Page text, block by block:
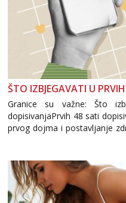
Čekam tvoj poziv!
Tel:064/677-677
tel:0,93€ -
Žana
Razgovaram :)
tel:0,93€ -
Obavijesti
Tel:064/677-677-
tel:0,93€ -
ŠTO IZBJEGAVATI U
Granice su važne: Što
dopisivanjaPrvih 48 sati
prvog dojma i postavljanje
Važno je izbjeći prebrzo
informacija, jer nepoznata
povjerenje. Takođe...